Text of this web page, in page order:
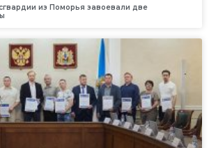
из Поморья завоевали две